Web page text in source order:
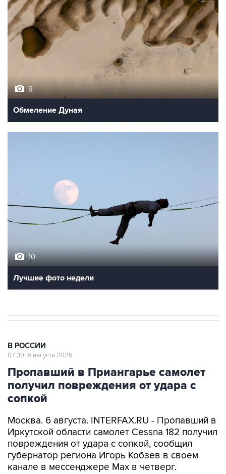
9
Обмеление Дуная
10
Лучшие фото недели
В РОССИИ
07:39, 6 августа 2026
Пропавший в Приангарье самолет
получил повреждения от удара с
сопкой
Москва. 6 августа. INTERFAX.RU - Пропавший в
Иркутской области самолет Cessna 182 получил
повреждения от удара с сопкой, сообщил
губернатор региона Игорь Кобзев в своем
канале в мессенджере Мах в четверг.